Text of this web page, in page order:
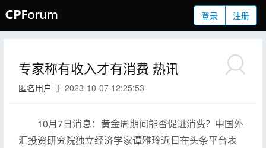
登录 注册
专家称有收入才有消费 热讯
匿名用户 于 2023-10-07 12:25:53
10月7日消息：黄金周期间能否促进消费？中国外
汇投资研究院独立经济学家谭雅玲近日在头条平台表